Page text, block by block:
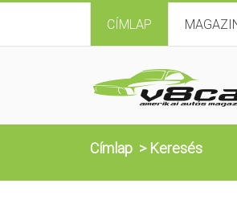
CÍMLAP
Címlap > Keresés